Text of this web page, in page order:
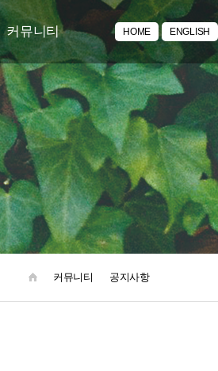
커뮤니티
공지사항
주요뉴스
포토갤러리
동영상갤러리
아카이브
HOME ENGLISH
커뮤니티 공지사항